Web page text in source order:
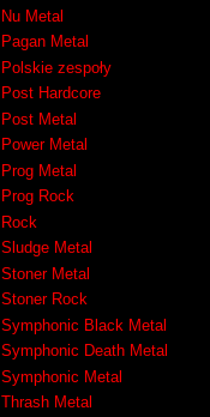
Nu Metal
Pagan Metal
Polskie zespoły
Post Hardcore
Post Metal
Power Metal
Prog Metal
Prog Rock
Rock
Sludge Metal
Stoner Metal
Stoner Rock
Symphonic Black Metal
Symphonic Death Metal
Symphonic Metal
Thrash Metal